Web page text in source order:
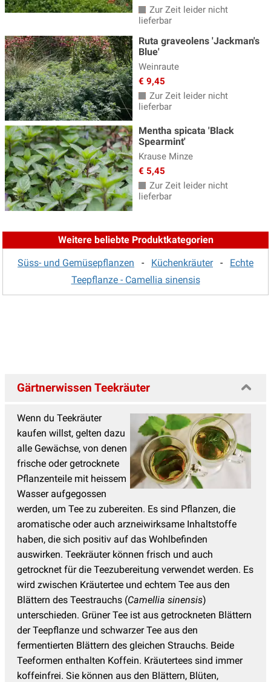
Zur Zeit leider nicht
lieferbar
Ruta graveolens 'Jackman's
Blue'
Weinraute
€ 9,45
Zur Zeit leider nicht
lieferbar
Mentha spicata 'Black
Spearmint'
Krause Minze
€ 5,45
Zur Zeit leider nicht
lieferbar
Weitere beliebte Produktkategorien
Süss- und Gemüsepflanzen - Küchenkräuter- Echte
Teepflanze - Camellia sinensis
Gärtnerwissen Teekräuter
Wenn du Teekräuter
kaufen willst, gelten dazu
alle Gewächse, von denen
frische oder getrocknete
Pflanzenteile mit heissem
Wasser aufgegossen
werden, um Tee zu zubereiten. Es sind Pflanzen, die
aromatische oder auch arzneiwirksame Inhaltstoffe
haben, die sich positiv auf das Wohlbefinden
auswirken. Teekräuter können frisch und auch
getrocknet für die Teezubereitung verwendet werden. Es
wird zwischen Kräutertee und echtem Tee aus den
Blättern des Teestrauchs (Camellia sinensis)
unterschieden. Grüner Tee ist aus getrockneten Blättern
der Teepflanze und schwarzer Tee aus den
fermentierten Blättern des gleichen Strauchs. Beide
Teeformen enthalten Koffein. Kräutertees sind immer
koffeinfrei. Sie können aus den Blättern, Blüten,